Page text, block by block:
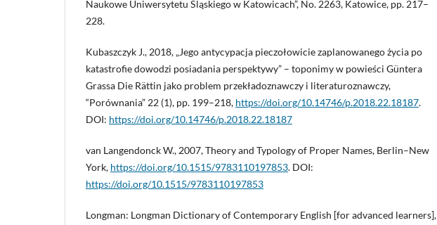
Naukowe Uniwersytetu Śląskiego w Katowicach”, No. 2263, Katowice, pp. 217–
228.
Kubaszczyk J., 2018, „Jego antycypacja pieczołowicie zaplanowanego życia po
katastrofie dowodzi posiadania perspektywy” – toponimy w powieści Güntera
Grassa Die Rättin jako problem przekładoznawczy i literaturoznawczy,
“Porównania” 22 (1), pp. 199–218, https://doi.org/10.14746/p.2018.22.18187.
DOI: https://doi.org/10.14746/p.2018.22.18187
van Langendonck W., 2007, Theory and Typology of Proper Names, Berlin–New
York, https://doi.org/10.1515/9783110197853. DOI:
https://doi.org/10.1515/9783110197853
Longman: Longman Dictionary of Contemporary English [for advanced learners],